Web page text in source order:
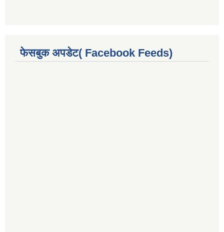
फेसबुक अपडेट( Facebook Feeds)